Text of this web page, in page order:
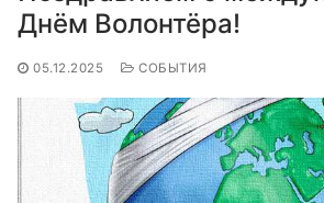
Днём Волонтёра!
05.12.2025 СОБЫТИЯ